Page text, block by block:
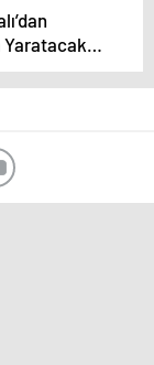
Yaratacak
06.00’da
Şey Yok